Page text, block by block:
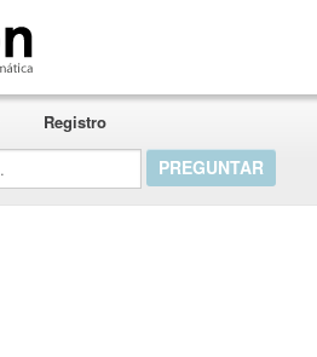
Registro